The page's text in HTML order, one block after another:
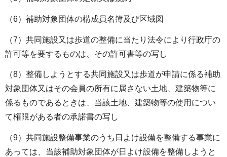
（6）補助対象団体の構成員名簿及び区域図
（7）共同施設又は歩道の整備に当たり法令により行政庁の
許可等を要するものは、その許可書等の写し
（8）整備しようとする共同施設又は歩道が申請に係る補助
対象団体又はその会員の所有に属さない土地、建築物等に
係るものであるときは、当該土地、建築物等の使用につい
て権限がある者の承諾書の写し
（9）共同施設整備事業のうち日よけ設備を整備する事業に
あっては、当該補助対象団体が日よけ設備を整備しようと